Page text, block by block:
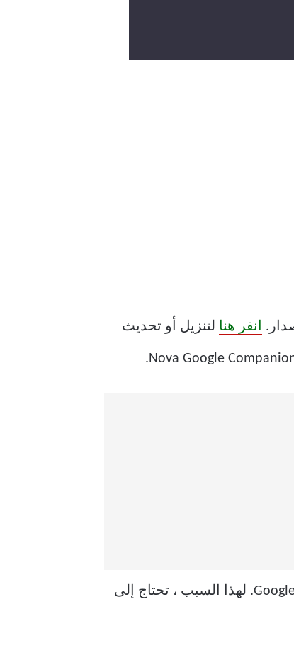
انقر هنا لتنزيل أو تحديث
لن تجد التطبيق في متجر Play لأنه في الأساس عميل قابل للتصحيح ، وبالتالي يتعارض مع سياسة Google. لهذا السبب ، تحتاج إلى